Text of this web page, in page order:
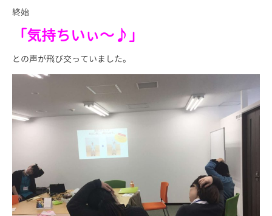
終始
「気持ちいぃ～♪」
との声が飛び交っていました。